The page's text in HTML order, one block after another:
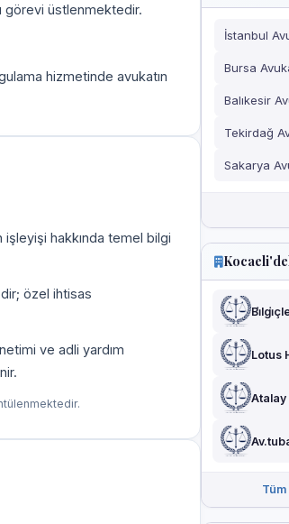
görevi üstlenmektedir.
hizmetinde avukatın
hakkında temel bilgi
özel ihtisas
ve adli yardım
İstanbul
Bursa
Balıkesir
Tekirdağ
Sakarya
Lotus
Atalay